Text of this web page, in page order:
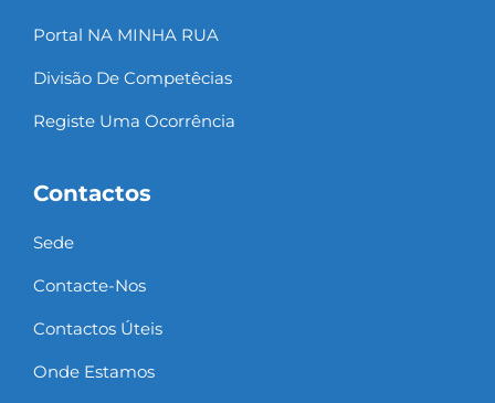
Portal NA MINHA RUA
Divisão De Competêcias
Registe Uma Ocorrência
Contactos
Sede
Contacte-Nos
Contactos Úteis
Onde Estamos